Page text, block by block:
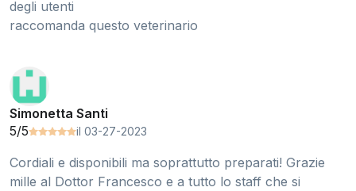
degli utenti
raccomanda questo veterinario
Simonetta Santi
5/5
il 03-27-2023
Cordiali e disponibili ma soprattutto preparati! Grazie
mille al Dottor Francesco e a tutto lo staff che si